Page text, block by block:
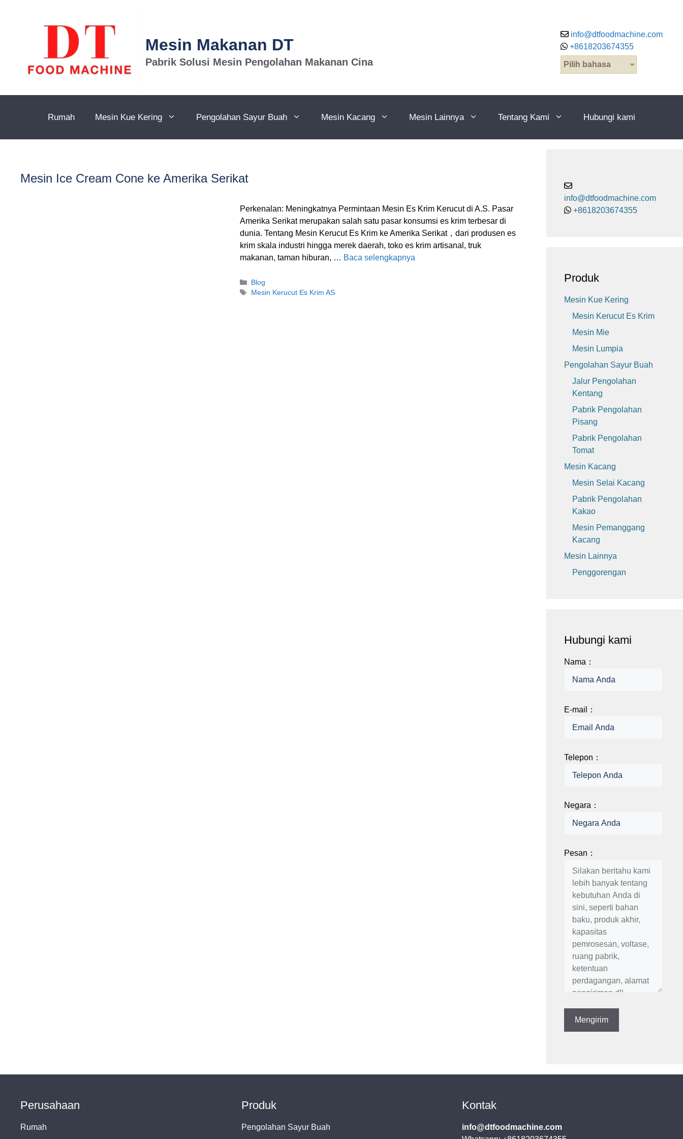
Mesin Makanan DT
Pabrik Solusi Mesin Pengolahan Makanan Cina
info@dtfoodmachine.com
+8618203674355
Pilih bahasa
Rumah Mesin Kue Kering Pengolahan Sayur Buah Mesin Kacang Mesin Lainnya Tentang Kami Hubungi kami
Mesin Ice Cream Cone ke Amerika Serikat
Perkenalan: Meningkatnya Permintaan Mesin Es Krim Kerucut di A.S. Pasar
Amerika Serikat merupakan salah satu pasar konsumsi es krim terbesar di
dunia. Tentang Mesin Kerucut Es Krim ke Amerika Serikat，dari produsen es
krim skala industri hingga merek daerah, toko es krim artisanal, truk
makanan, taman hiburan, … Baca selengkapnya
Kategori
Blog
Tag
Mesin Kerucut Es Krim AS
info@dtfoodmachine.com
+8618203674355
Produk
Mesin Kue Kering
Mesin Kerucut Es Krim
Mesin Mie
Mesin Lumpia
Pengolahan Sayur Buah
Jalur Pengolahan
Kentang
Pabrik Pengolahan
Pisang
Pabrik Pengolahan
Tomat
Mesin Kacang
Mesin Selai Kacang
Pabrik Pengolahan
Kakao
Mesin Pemanggang
Kacang
Mesin Lainnya
Penggorengan
Hubungi kami
Nama：
E-mail：
Telepon：
Negara：
Pesan：
Perusahaan
Rumah
Produk
Pengolahan Sayur Buah
Kontak
info@dtfoodmachine.com